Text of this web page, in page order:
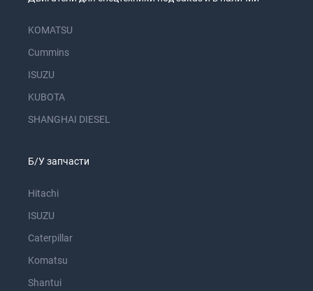
KOMATSU
Cummins
ISUZU
KUBOTA
SHANGHAI DIESEL
Б/У запчасти
Hitachi
ISUZU
Caterpillar
Komatsu
Shantui